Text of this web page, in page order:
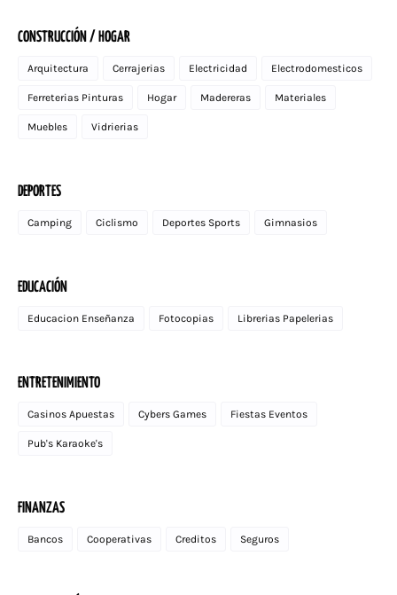
CONSTRUCCIÓN / HOGAR
Arquitectura Cerrajerias Electricidad Electrodomesticos
Ferreterias Pinturas Hogar Madereras Materiales
Muebles Vidrierias
DEPORTES
Camping Ciclismo Deportes Sports Gimnasios
EDUCACIÓN
Educacion Enseñanza Fotocopias Librerias Papelerias
ENTRETENIMIENTO
Casinos Apuestas Cybers Games Fiestas Eventos
Pub's Karaoke's
FINANZAS
Bancos Cooperativas Creditos Seguros